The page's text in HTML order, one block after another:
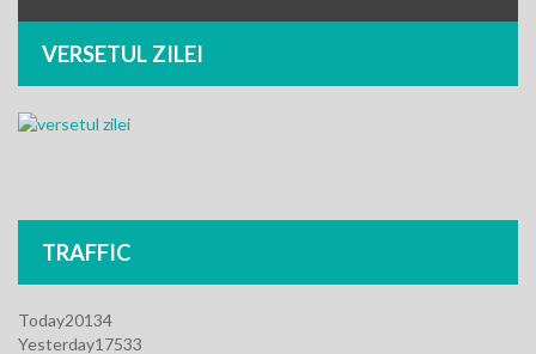
VERSETUL ZILEI
TRAFFIC
Today20134
Yesterday17533